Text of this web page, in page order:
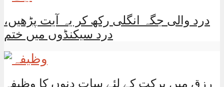
درد والی جگہ انگلی رکھ کر یہ آیت پڑھیں،
درد سیکنڈوں میں ختم
رزق میں برکت کے لئے سات دنوں کا وظیفہ